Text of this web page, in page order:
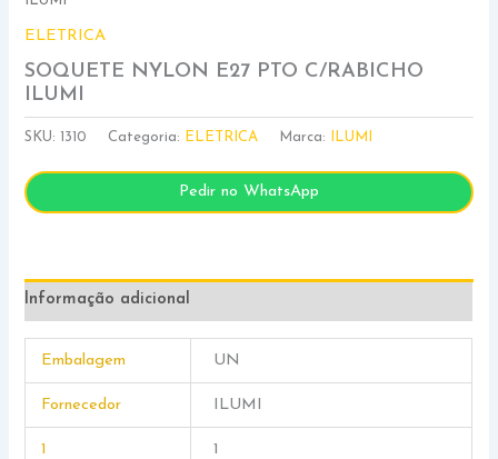
ELETRICA
SOQUETE NYLON E27 PTO C/RABICHO
ILUMI
SKU: 1310 Categoria: ELETRICA Marca: ILUMI
Pedir no WhatsApp
Informação adicional
Embalagem UN
Fornecedor ILUMI
1 1